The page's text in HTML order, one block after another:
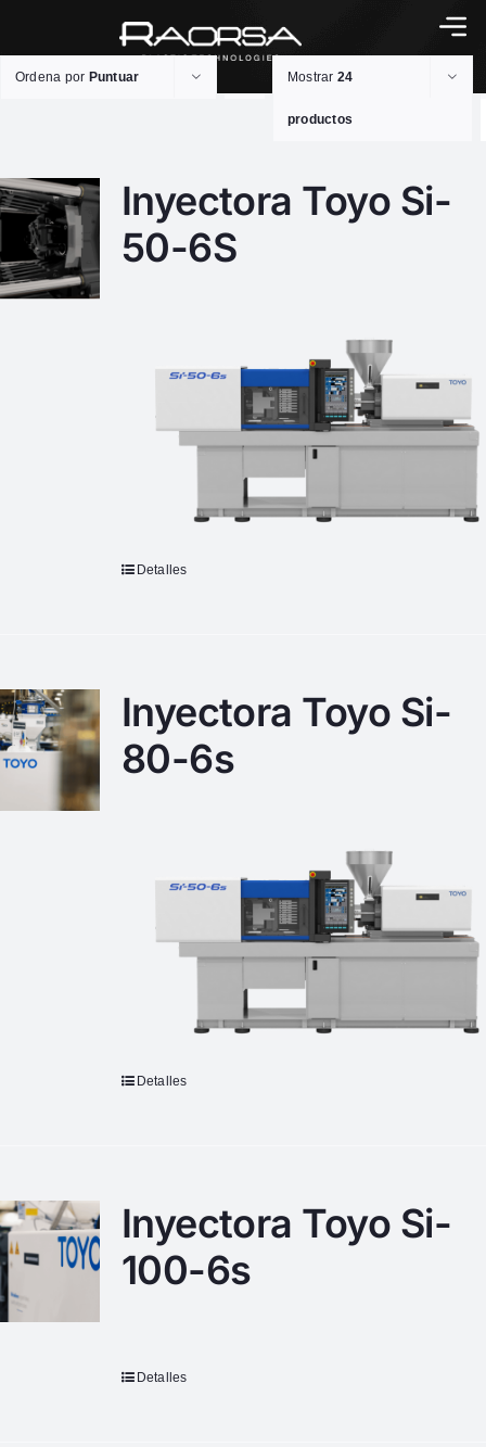
Ordena por Puntuar Mostrar 24
productos
Inyectora Toyo Si-
50-6S
Detalles
Inyectora Toyo Si-
80-6s
Detalles
Inyectora Toyo Si-
100-6s
Detalles